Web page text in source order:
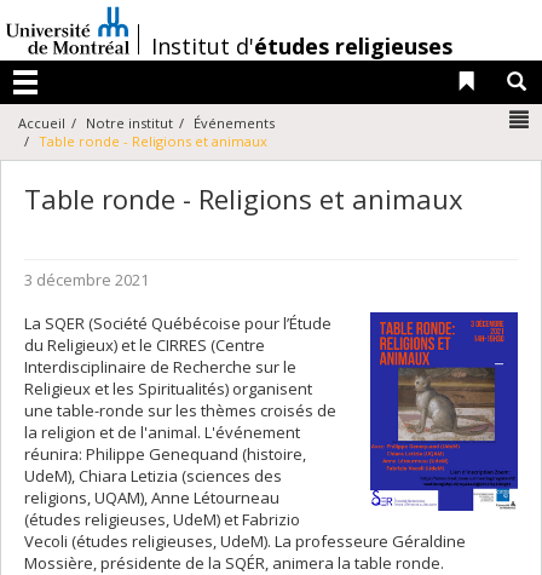
au
contenu
/Institut d'études religieuses
Menu
Liens
Accueil Notre institut
Événements
Table ronde - Religions et animaux
Table ronde - Religions et animaux
3 décembre 2021
La SQER (Société Québécoise pour l’Étude
du Religieux) et le CIRRES (Centre
Interdisciplinaire de Recherche sur le
Religieux et les Spiritualités) organisent
une table-ronde sur les thèmes croisés de
la religion et de l'animal. L'événement
réunira: Philippe Genequand (histoire,
UdeM), Chiara Letizia (sciences des
religions, UQAM), Anne Létourneau
(études religieuses, UdeM) et Fabrizio
Vecoli (études religieuses, UdeM). La professeure Géraldine
Mossière, présidente de la SQÉR, animera la table ronde.